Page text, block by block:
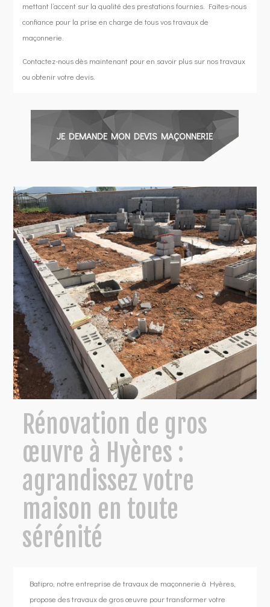
mettant l’accent sur la qualité des prestations fournies. Faites-nous
confiance pour la prise en charge de tous vos travaux de
maçonnerie.
Contactez-nous dès maintenant pour en savoir plus sur nos travaux
ou obtenir votre devis.
JE DEMANDE MON DEVIS MAÇONNERIE
Rénovation de gros
œuvre à Hyères :
agrandissez votre
maison en toute
sérénité
Batipro, notre entreprise de travaux de maçonnerie à Hyères,
propose des travaux de gros œuvre pour transformer votre